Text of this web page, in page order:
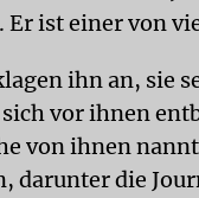
Er ist einer von
ihn an, sie
vor ihnen
von ihnen
darunter die